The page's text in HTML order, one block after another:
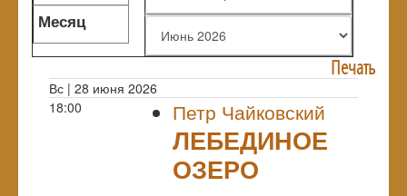
Месяц
Печать
Вс | 28 июня 2026
18:00
Петр Чайковский
ЛЕБЕДИНОЕ
ОЗЕРО